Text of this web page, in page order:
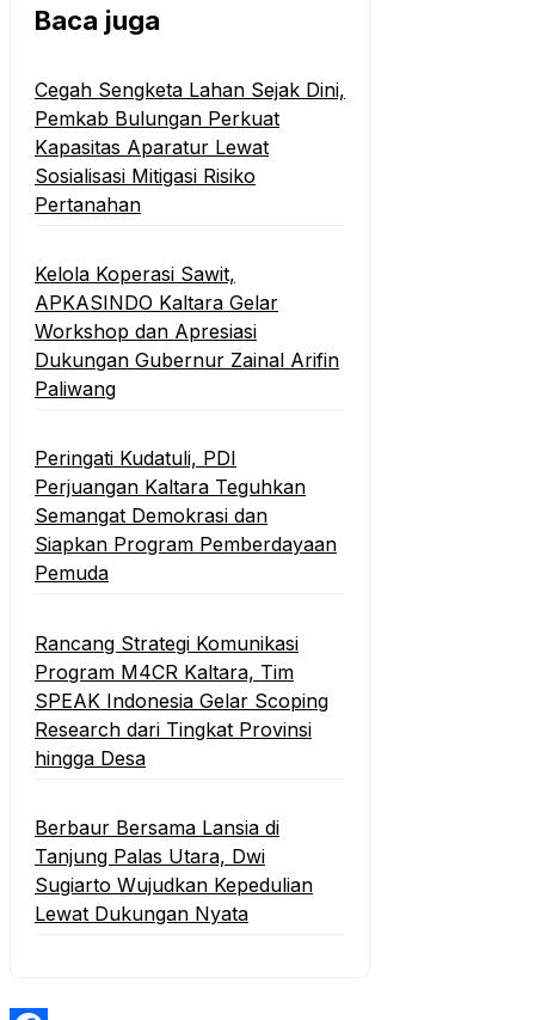
Baca juga
Cegah Sengketa Lahan Sejak Dini,
Pemkab Bulungan Perkuat
Kapasitas Aparatur Lewat
Sosialisasi Mitigasi Risiko
Pertanahan
Kelola Koperasi Sawit,
APKASINDO Kaltara Gelar
Workshop dan Apresiasi
Dukungan Gubernur Zainal Arifin
Paliwang
Peringati Kudatuli, PDI
Perjuangan Kaltara Teguhkan
Semangat Demokrasi dan
Siapkan Program Pemberdayaan
Pemuda
Rancang Strategi Komunikasi
Program M4CR Kaltara, Tim
SPEAK Indonesia Gelar Scoping
Research dari Tingkat Provinsi
hingga Desa
Berbaur Bersama Lansia di
Tanjung Palas Utara, Dwi
Sugiarto Wujudkan Kepedulian
Lewat Dukungan Nyata